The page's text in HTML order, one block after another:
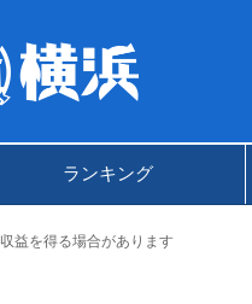
ランキング
益を得る場合があります